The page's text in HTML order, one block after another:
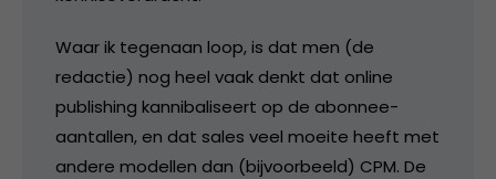
Waar ik tegenaan loop, is dat men (de
redactie) nog heel vaak denkt dat online
publishing kannibaliseert op de abonnee-
aantallen, en dat sales veel moeite heeft met
andere modellen dan (bijvoorbeeld) CPM. De